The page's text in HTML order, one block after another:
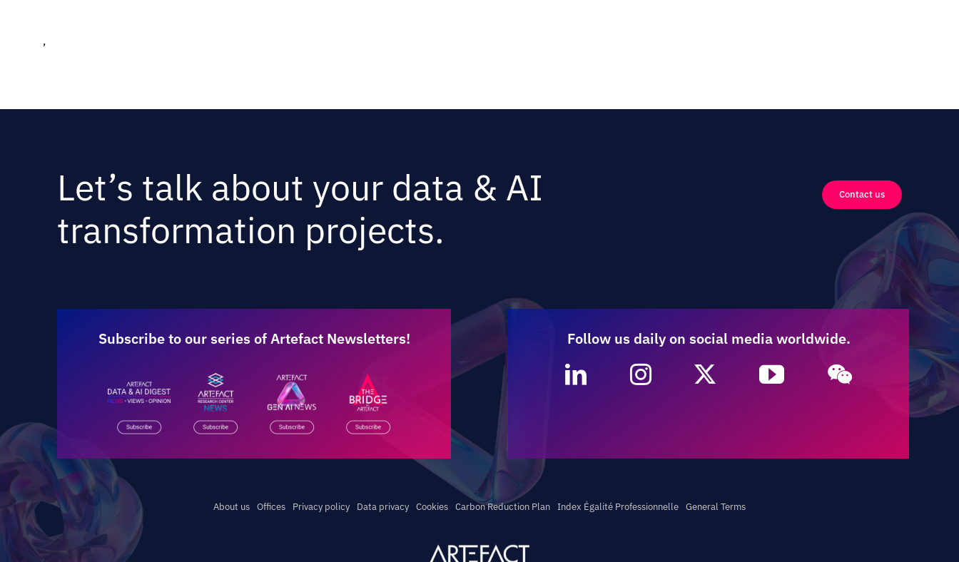
,
Let’s talk about your data & AI
transformation projects.
Contact us
Subscribe to our series of Artefact Newsletters! Follow us daily on social media worldwide.
About us Offices Privacy policy Data privacy Cookies Carbon Reduction Plan Index Égalité Professionnelle General Terms